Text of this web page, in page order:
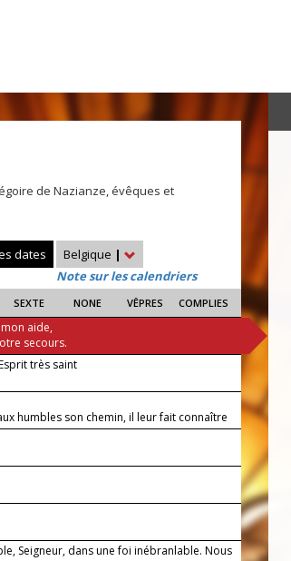
de Nazianze, évêques et
dates Belgique |
Note sur les calendriers
SEXTE NONE VÊPRES COMPLIES
aide,
secours.
très saint
humbles son chemin, il leur fait connaître
Seigneur, dans une foi inébranlable. Nous